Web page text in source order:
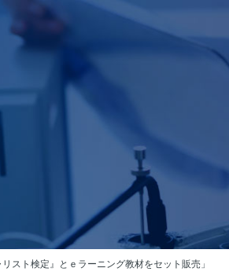
スト検定』とｅラーニング教材をセット販売」